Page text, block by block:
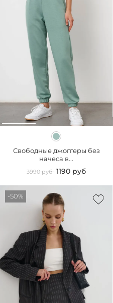
Свободные джоггеры без
начеса в...
3990 руб 1190 руб
-50%